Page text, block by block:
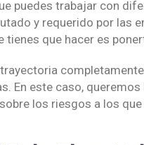
puedes trabajar con
y requerido por las
tienes que hacer es
En este caso,
los riesgos a los